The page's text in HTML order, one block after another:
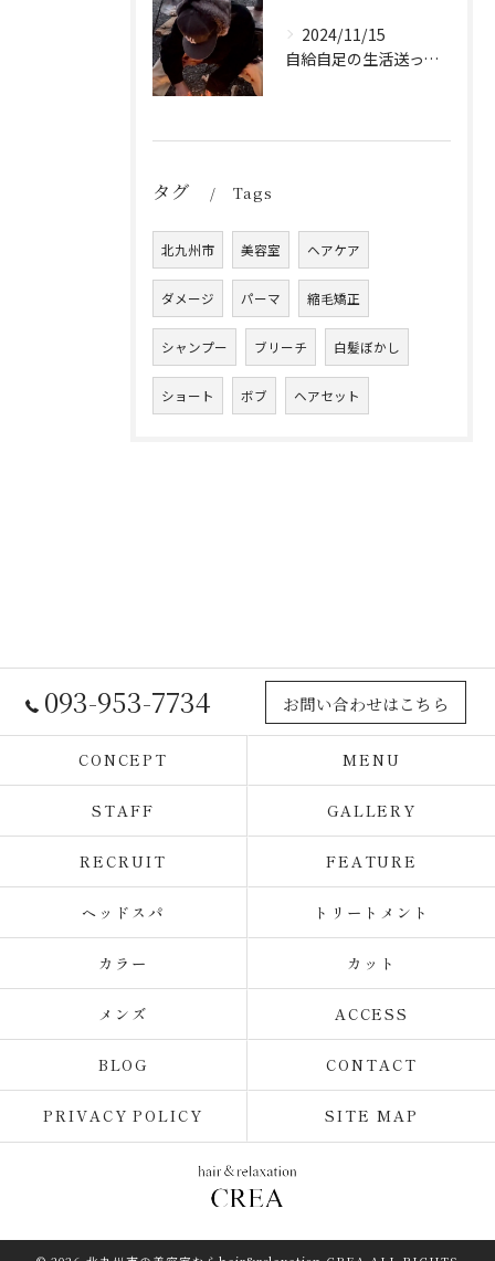
2024/11/15
自給自足の生活送ってます
タグ Tags
北九州市 美容室 ヘアケア
ダメージ パーマ 縮毛矯正
シャンプー ブリーチ 白髪ぼかし
ショート ボブ ヘアセット
093-953-7734 お問い合わせはこちら
CONCEPT MENU
STAFF GALLERY
RECRUIT FEATURE
ヘッドスパ トリートメント
カラー カット
メンズ ACCESS
BLOG CONTACT
PRIVACY POLICY SITE MAP